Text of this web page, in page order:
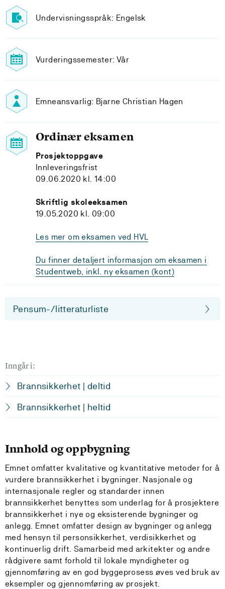
Undervisningsspråk: Engelsk
Vurderingssemester: Vår
Emneansvarlig: Bjarne Christian Hagen
Ordinær eksamen
Prosjektoppgave
Innleveringsfrist
09.06.2020 kl. 14:00
Skriftlig skoleeksamen
19.05.2020 kl. 09:00
Les mer om eksamen ved HVL
Du finner detaljert informasjon om eksamen i
Studentweb, inkl. ny eksamen (kont)
Pensum-/litteraturliste
Inngår i:
Brannsikkerhet | deltid
Brannsikkerhet | heltid
Innhold og oppbygning
Emnet omfatter kvalitative og kvantitative metoder for å
vurdere brannsikkerhet i bygninger. Nasjonale og
internasjonale regler og standarder innen
brannsikkerhet benyttes som underlag for å prosjektere
brannsikkerhet i nye og eksisterende bygninger og
anlegg. Emnet omfatter design av bygninger og anlegg
med hensyn til personsikkerhet, verdisikkerhet og
kontinuerlig drift. Samarbeid med arkitekter og andre
rådgivere samt forhold til lokale myndigheter og
gjennom­føring av en god byggeprosess øves ved bruk av
eksempler og gjennomføring av prosjekt.